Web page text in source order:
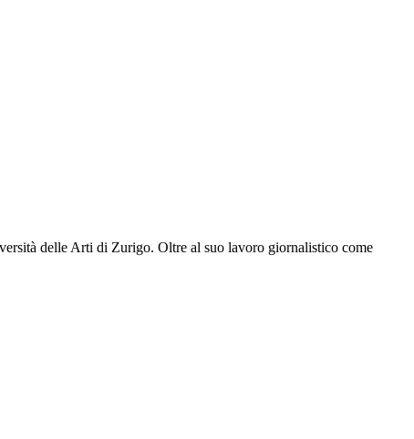
delle Arti di Zurigo. Oltre al suo lavoro giornalistico come